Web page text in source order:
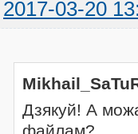
2017-03-20
Дзякуй! А
файлам?